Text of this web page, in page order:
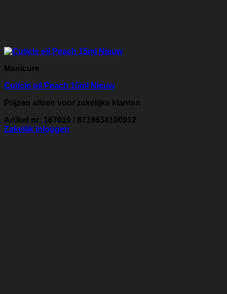
Manicure
Cuticle oil Peach 15ml Nieuw
Prijzen alleen voor zakelijke klanten
Artikel nr: 167019 / 8718634100912
Zakelijk inloggen